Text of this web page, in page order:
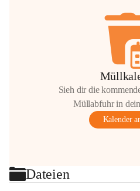
Sieh dir die
Müllabfuhr in
Kalender
Dateien